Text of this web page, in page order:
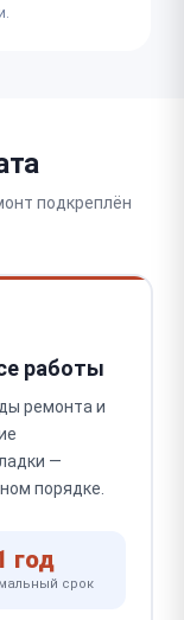
подкреплён
работы
ремонта и
—
порядке.
год
срок